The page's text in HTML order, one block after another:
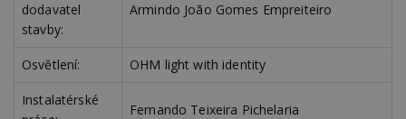
dodavatel
stavby:
Armindo João Gomes Empreiteiro
Osvětlení: OHM light with identity
Instalatérské
Fernando Teixeira Pichelaria